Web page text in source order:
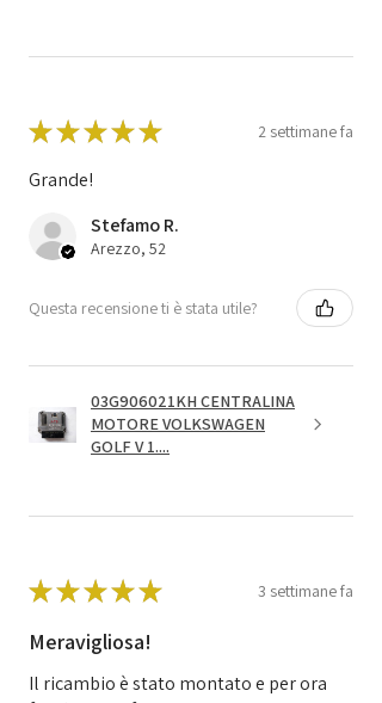
★★★★★ 2 settimane fa
Grande!
Stefamo R.
Arezzo, 52
Questa recensione ti è stata utile?
03G906021KH CENTRALINA
MOTORE VOLKSWAGEN
GOLF V 1....
★★★★★ 3 settimane fa
Meravigliosa!
Il ricambio è stato montato e per ora